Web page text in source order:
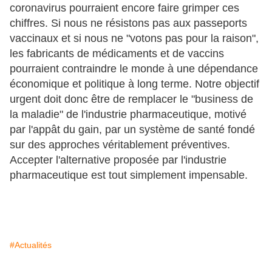
coronavirus pourraient encore faire grimper ces
chiffres. Si nous ne résistons pas aux passeports
vaccinaux et si nous ne "votons pas pour la raison",
les fabricants de médicaments et de vaccins
pourraient contraindre le monde à une dépendance
économique et politique à long terme. Notre objectif
urgent doit donc être de remplacer le "business de
la maladie" de l'industrie pharmaceutique, motivé
par l'appât du gain, par un système de santé fondé
sur des approches véritablement préventives.
Accepter l'alternative proposée par l'industrie
pharmaceutique est tout simplement impensable.
#Actualités